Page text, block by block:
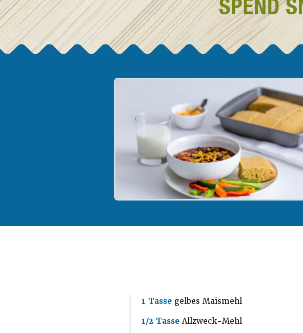
1 Tasse gelbes Maismehl
1/2 Tasse Allzweck-Mehl